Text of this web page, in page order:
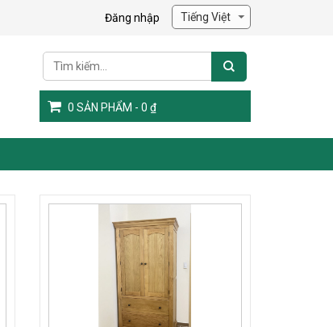
Đăng nhập
0 SẢN PHẨM - 0 ₫